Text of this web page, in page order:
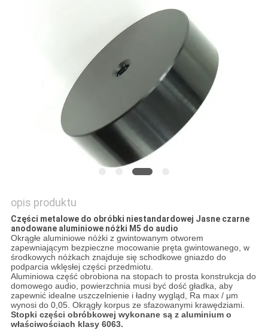
opis produktu
Części metalowe do obróbki niestandardowej Jasne czarne
anodowane aluminiowe nóżki M5 do audio
Okrągłe aluminiowe nóżki z gwintowanym otworem
zapewniającym bezpieczne mocowanie pręta gwintowanego, w
środkowych nóżkach znajduje się schodkowe gniazdo do
podparcia wklęsłej części przedmiotu.
Aluminiowa część obrobiona na stopach to prosta konstrukcja do
domowego audio, powierzchnia musi być dość gładka, aby
zapewnić idealne uszczelnienie i ładny wygląd, Ra max / μm
wynosi do 0,05. Okrągły korpus ze sfazowanymi krawędziami.
Stopki części obróbkowej wykonane są z aluminium o
właściwościach klasy 6063.